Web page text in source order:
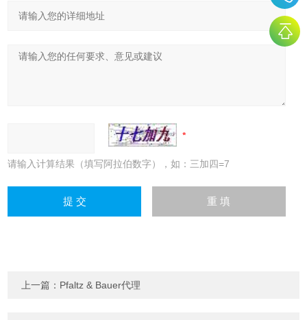
请输入计算结果（填写阿拉伯数字），如：三加四=7
上一篇： Pfaltz & Bauer代理